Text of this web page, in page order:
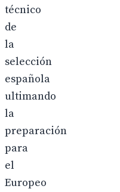
técnico
de
la
selección
española
ultimando
la
preparación
para
el
Europeo